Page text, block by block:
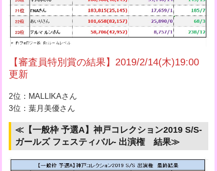
【審査員特別賞の結果】2019/2/14(木)19:00
更新
2位：MALLIKAさん
3位：葉月美優さん
≪【一般枠 予選A】神戸コレクション2019 S/S-
ガールズ フェスティバル- 出演権 結果≫